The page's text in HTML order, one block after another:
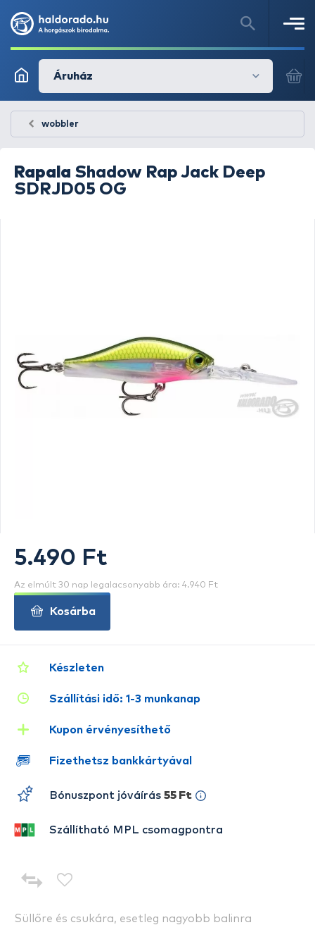
Áruház
wobbler
Rapala Shadow Rap Jack Deep
SDRJD05 OG
Süllőre és csukára, esetleg nagyobb balinra
Készleten
Szállítási idő: 1-3 munkanap
Kupon érvényesíthető
Fizethetsz bankkártyával
Bónuszpont jóváírás 55 Ft
Szállítható MPL csomagpontra
5.490 Ft
Az elmúlt 30 nap legalacsonyabb ára: 4.940 Ft
Kosárba